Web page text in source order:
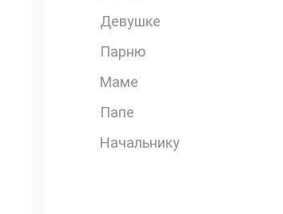
Девушке
Парню
Маме
Папе
Начальнику